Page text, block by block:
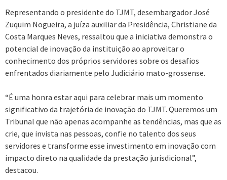
Representando o presidente do TJMT, desembargador José
Zuquim Nogueira, a juíza auxiliar da Presidência, Christiane da
Costa Marques Neves, ressaltou que a iniciativa demonstra o
potencial de inovação da instituição ao aproveitar o
conhecimento dos próprios servidores sobre os desafios
enfrentados diariamente pelo Judiciário mato-grossense.
“É uma honra estar aqui para celebrar mais um momento
significativo da trajetória de inovação do TJMT. Queremos um
Tribunal que não apenas acompanhe as tendências, mas que as
crie, que invista nas pessoas, confie no talento dos seus
servidores e transforme esse investimento em inovação com
impacto direto na qualidade da prestação jurisdicional”,
destacou.